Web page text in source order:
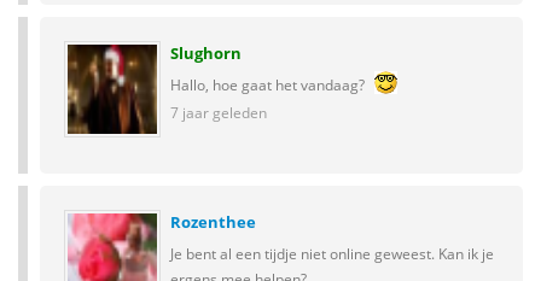
Slughorn
Hallo, hoe gaat het vandaag?
7 jaar geleden
Rozenthee
Je bent al een tijdje niet online geweest. Kan ik je